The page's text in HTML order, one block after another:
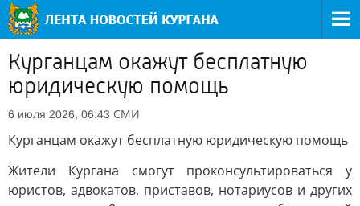
Курганцам окажут бесплатную
юридическую помощь
6 июля 2026, 06:43 СМИ
Курганцам окажут бесплатную юридическую помощь
Жители Кургана смогут проконсультироваться у
юристов, адвокатов, приставов, нотариусов и других